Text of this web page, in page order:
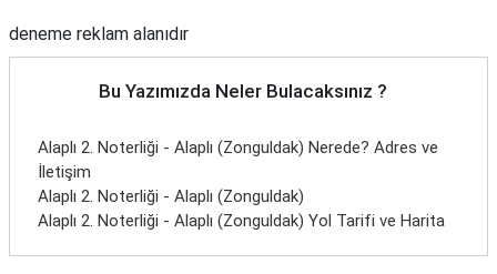
deneme reklam alanıdır
Bu Yazımızda Neler Bulacaksınız ?
Alaplı 2. Noterliği - Alaplı (Zonguldak) Nerede? Adres ve
İletişim
Alaplı 2. Noterliği - Alaplı (Zonguldak)
Alaplı 2. Noterliği - Alaplı (Zonguldak) Yol Tarifi ve Harita